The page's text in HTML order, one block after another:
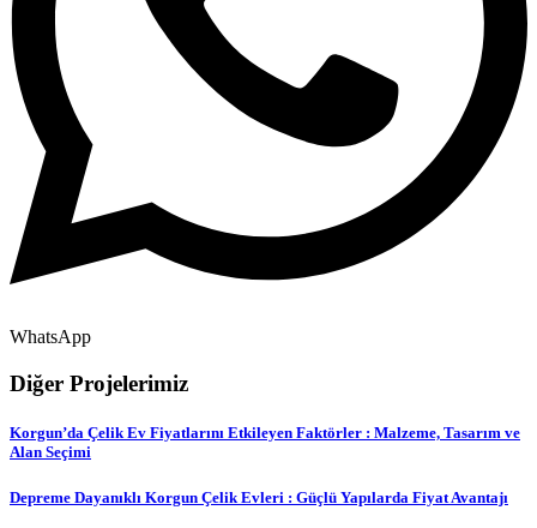
WhatsApp
Diğer Projelerimiz
Korgun’da Çelik Ev Fiyatlarını Etkileyen Faktörler : Malzeme, Tasarım ve
Alan Seçimi
Depreme Dayanıklı Korgun Çelik Evleri : Güçlü Yapılarda Fiyat Avantajı